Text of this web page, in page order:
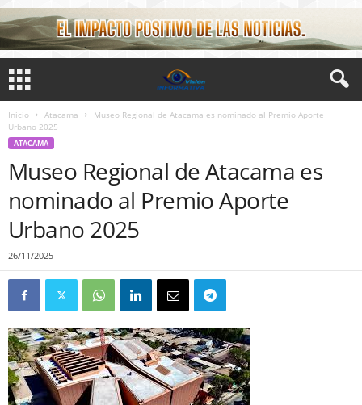
Inicio Atacama
Museo Regional de Atacama es nominado al Premio Aporte
Urbano 2025
ATACAMA
Museo Regional de Atacama es
nominado al Premio Aporte
Urbano 2025
26/11/2025